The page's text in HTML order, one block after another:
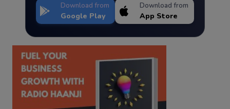
Download from
Google Play
Download from
App Store